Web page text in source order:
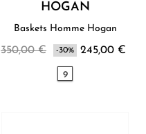
HOGAN
Baskets Homme Hogan
350,00 € -30% 245,00 €
9